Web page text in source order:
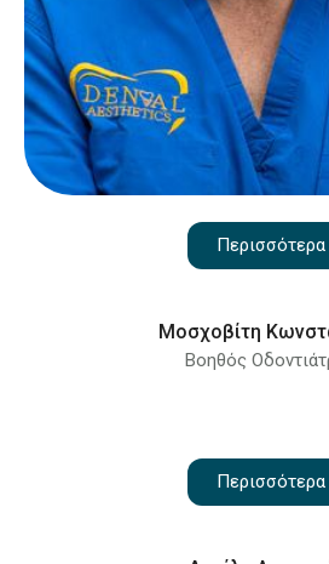
Μοσχοβίτη
Βοηθός
Περισσότερα
Περισσότερα